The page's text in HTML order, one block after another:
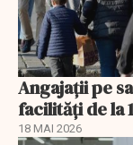
Angajații pe
facilități de la
18 MAI 2026